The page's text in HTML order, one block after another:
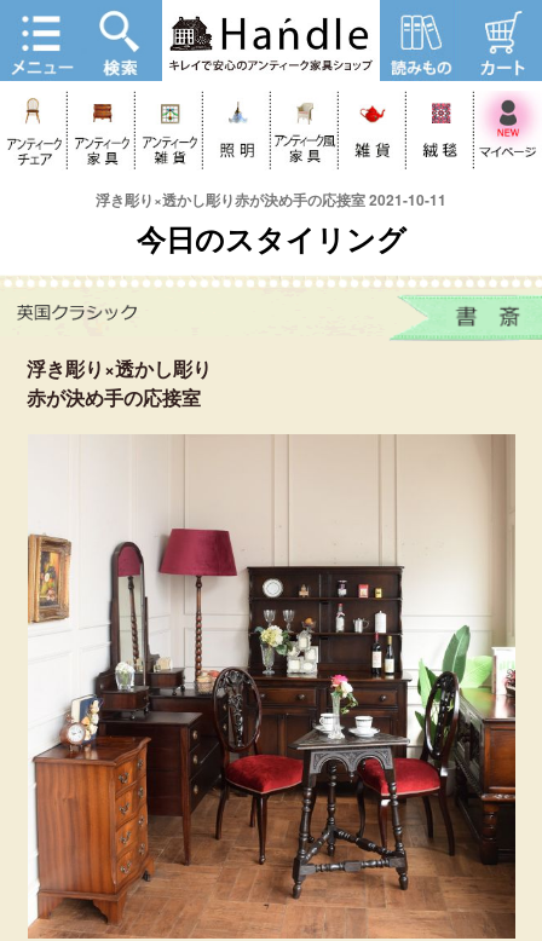
浮き彫り×透かし彫り赤が決め手の応接室 2021-10-11
今日のスタイリング
浮き彫り×透かし彫り
赤が決め手の応接室